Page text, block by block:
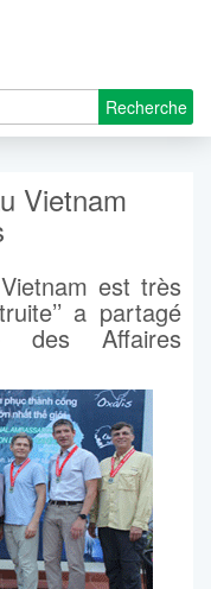
Recherche
Vietnam
est très
a partagé
des Affaires